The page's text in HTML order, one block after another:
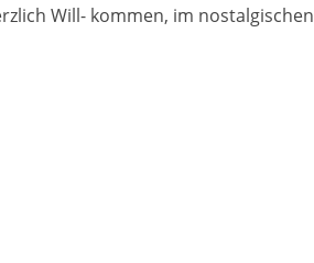
Will- kommen, im nostalgischen